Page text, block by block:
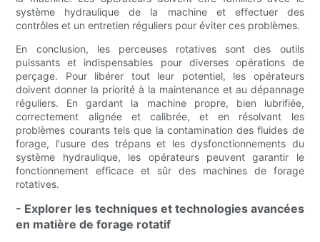
système hydraulique de la machine et effectuer des
contrôles et un entretien réguliers pour éviter ces problèmes.
En conclusion, les perceuses rotatives sont des outils
puissants et indispensables pour diverses opérations de
perçage. Pour libérer tout leur potentiel, les opérateurs
doivent donner la priorité à la maintenance et au dépannage
réguliers. En gardant la machine propre, bien lubrifiée,
correctement alignée et calibrée, et en résolvant les
problèmes courants tels que la contamination des fluides de
forage, l'usure des trépans et les dysfonctionnements du
système hydraulique, les opérateurs peuvent garantir le
fonctionnement efficace et sûr des machines de forage
rotatives.
- Explorer les techniques et technologies avancées
en matière de forage rotatif